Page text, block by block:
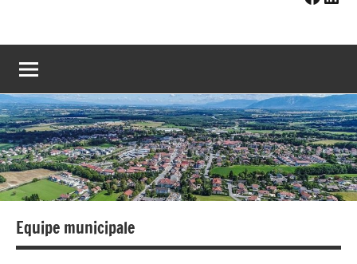
Equipe municipale